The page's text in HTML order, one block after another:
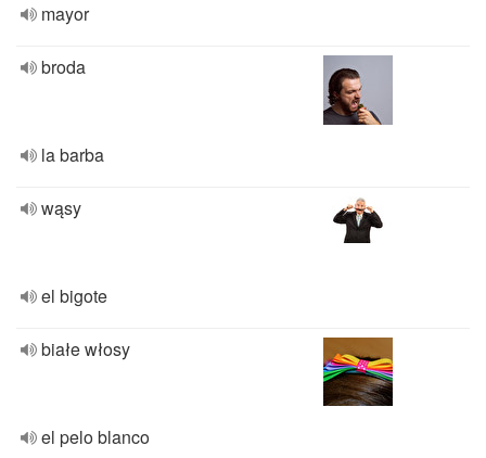
mayor
broda
la barba
wąsy
el bigote
białe włosy
el pelo blanco